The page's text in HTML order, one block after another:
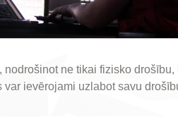
ne tikai fizisko
ievērojami uzlabot savu